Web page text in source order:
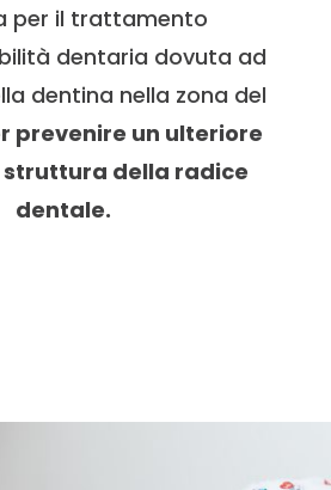
per il trattamento
dentaria dovuta ad
dentina nella zona del
prevenire un ulteriore
della radice
dentale.